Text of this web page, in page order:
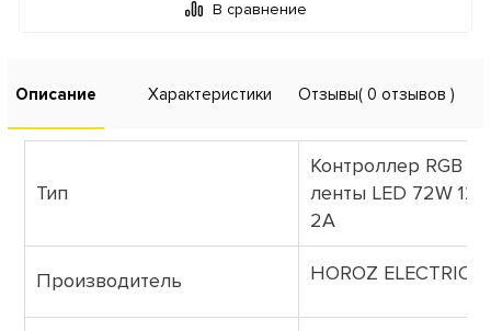
В сравнение
Описание Характеристики Отзывы( 0 отзывов )
Тип
Контроллер RGB
ленты LED 72W
2A
Производитель HOROZ ELECTRIC